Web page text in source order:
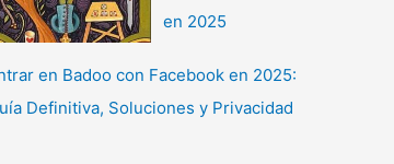
en 2025
en Badoo con Facebook en 2025:
Definitiva, Soluciones y Privacidad